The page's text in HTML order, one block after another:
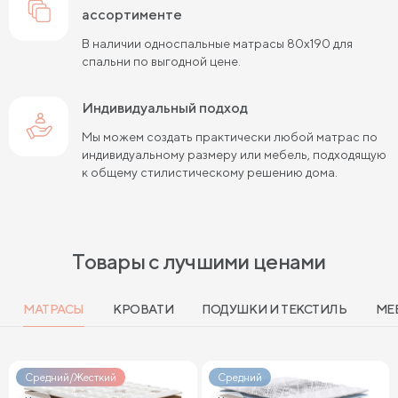
Пружинные матрасы 160х200 см
Мягкие матрасы 160х200
Пружинные матрасы 180х200 см Матрасы в скрутке
Пружинные матрасы 200х200 см
Жесткие матрасы шириной 160 см
ассортименте
В наличии односпальные матрасы 80х190 для
спальни по выгодной цене.
Индивидуальный подход
Мы можем создать практически любой матрас по
индивидуальному размеру или мебель, подходящую
к общему стилистическому решению дома.
Товары с лучшими ценами
МАТРАСЫ КРОВАТИ ПОДУШКИ И ТЕКСТИЛЬ
Средний/Жесткий
Средний